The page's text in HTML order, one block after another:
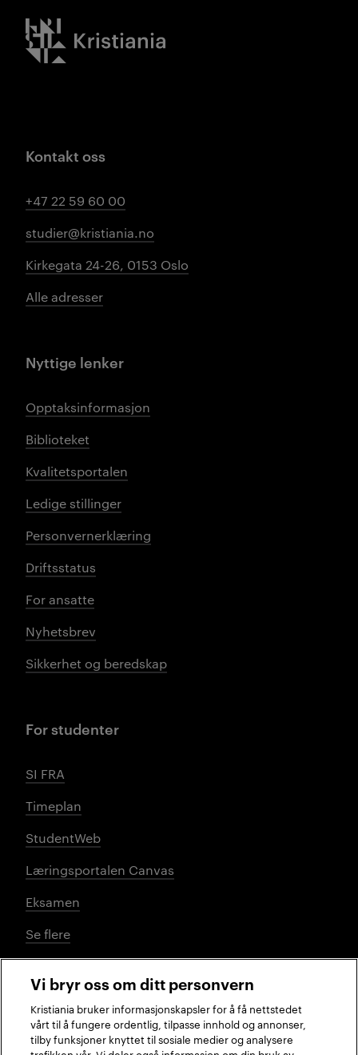
Kristiania logo
Kontakt oss
+47 22 59 60 00
studier@kristiania.no
Kirkegata 24-26, 0153 Oslo
Alle adresser
Nyttige lenker
Opptaksinformasjon
Biblioteket
Kvalitetsportalen
Ledige stillinger
Personvernerklæring
Driftsstatus
For ansatte
Nyhetsbrev
Sikkerhet og beredskap
For studenter
SI FRA
Timeplan
StudentWeb
Læringsportalen Canvas
Eksamen
Se flere
Sosiale medier
Vi bryr oss om ditt personvern
Kristiania bruker informasjonskapsler for å få nettstedet
vårt til å fungere ordentlig, tilpasse innhold og annonser,
tilby funksjoner knyttet til sosiale medier og analysere